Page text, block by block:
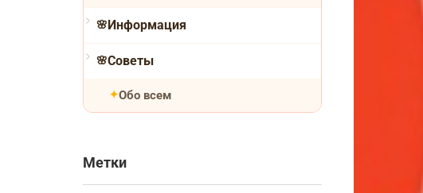
Информация
Советы
Обо всем
Метки